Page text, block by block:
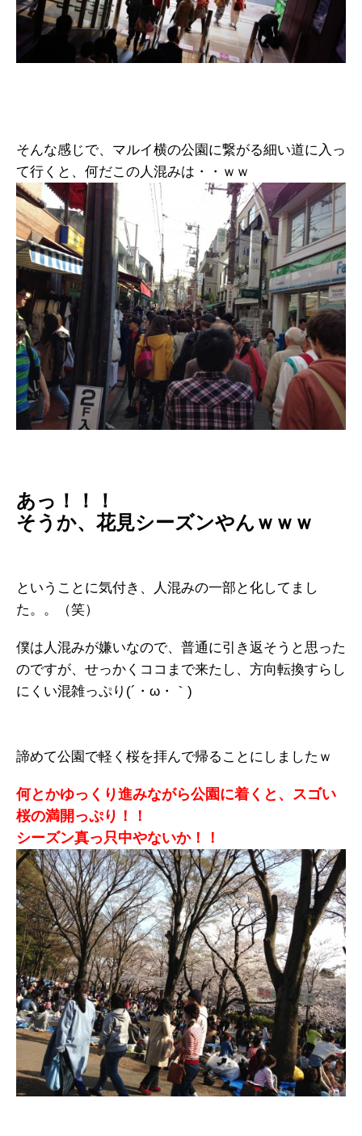
そんな感じで、マルイ横の公園に繋がる細い道に入っ
て行くと、何だこの人混みは・・ｗｗ
あっ！！！
そうか、花見シーズンやんｗｗｗ
ということに気付き、人混みの一部と化してまし
た。。（笑）
僕は人混みが嫌いなので、普通に引き返そうと思った
のですが、せっかくココまで来たし、方向転換すらし
にくい混雑っぷり(´・ω・｀)
諦めて公園で軽く桜を拝んで帰ることにしましたｗ
何とかゆっくり進みながら公園に着くと、スゴい
桜の満開っぷり！！
シーズン真っ只中やないか！！